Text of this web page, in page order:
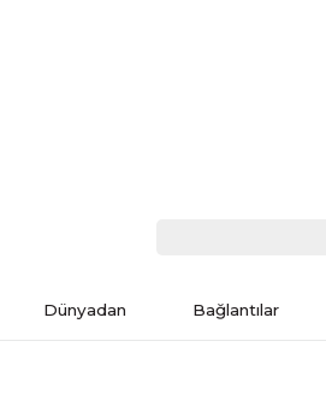
Dünyadan Bağlantılar